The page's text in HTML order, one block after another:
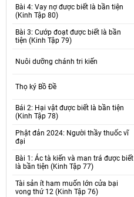
Bài 4: Vay nợ được biết là bần tiện
(Kinh Tập 80)
Bài 3: Cướp đoạt được biết là bần
tiện (Kinh Tập 79)
Nuôi dưỡng chánh tri kiến
Thọ ký Bồ Đề
Bái 2: Hại vật được biết là bần tiện
(Kinh Tập 78)
Phật đản 2024: Người thầy thuốc vĩ
đại
Bài 1: Ác tà kiến và man trá được biết
là bần tiện (Kinh Tập 77)
Tài sản ít ham muốn lớn cửa bại
vong thứ 12 (Kinh Tập 76)